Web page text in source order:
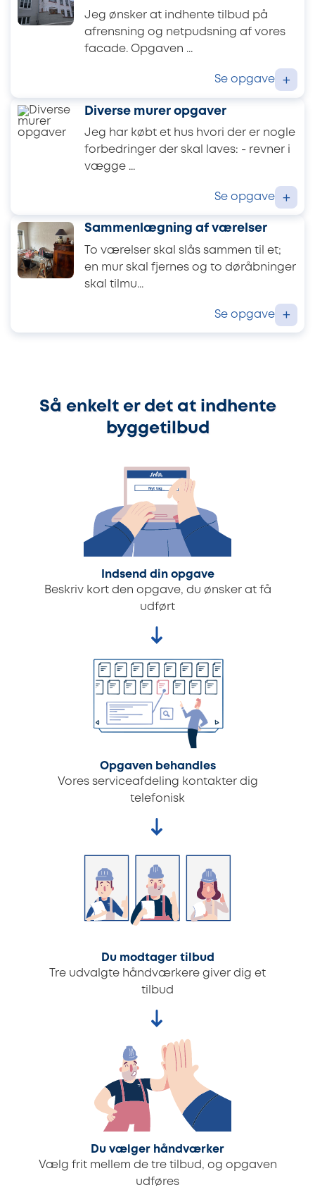
Jeg ønsker at indhente tilbud på
afrensning og netpudsning af vores
facade. Opgaven ...
Se opgave +
Diverse murer opgaver
Jeg har købt et hus hvori der er nogle
forbedringer der skal laves: - revner i
vægge ...
Se opgave +
Sammenlægning af værelser
To værelser skal slås sammen til et;
en mur skal fjernes og to døråbninger
skal tilmu...
Se opgave +
Så enkelt er det at indhente
byggetilbud
Indsend din opgave
Beskriv kort den opgave, du ønsker at få
udført
Opgaven behandles
Vores serviceafdeling kontakter dig
telefonisk
Du modtager tilbud
Tre udvalgte håndværkere giver dig et
tilbud
Du vælger håndværker
Vælg frit mellem de tre tilbud, og opgaven
udføres